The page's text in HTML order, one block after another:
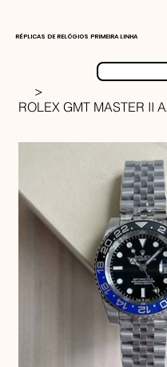
RÉPLICAS DE RELÓGIOS PRIMEIRA LINHA
>